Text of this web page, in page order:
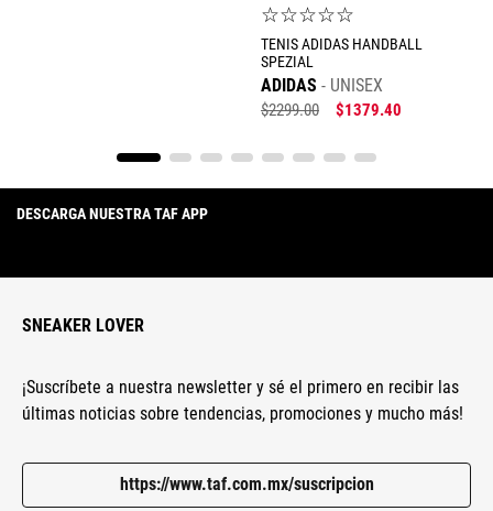
☆☆☆☆☆
TENIS ADIDAS HANDBALL
SPEZIAL
ADIDAS UNISEX
$2299.00 $1379.40
DESCARGA NUESTRA TAF APP
SNEAKER LOVER
¡Suscríbete a nuestra newsletter y sé el primero en recibir las
últimas noticias sobre tendencias, promociones y mucho más!
https://www.taf.com.mx/suscripcion